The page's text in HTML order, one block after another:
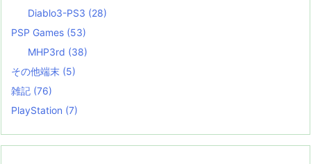
Diablo3-PS3 (28)
PSP Games (53)
MHP3rd (38)
その他端末 (5)
雑記 (76)
PlayStation (7)